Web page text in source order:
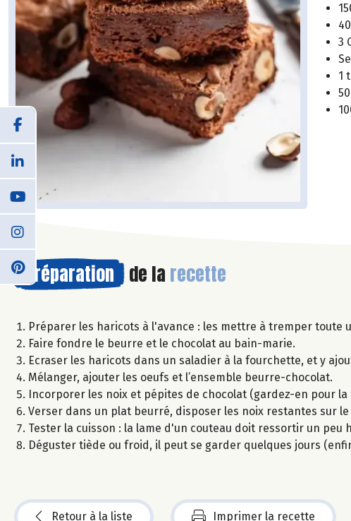
3
1
Préparation de la recette
Préparer les haricots à l'avance : les mettre à tremper toute
Faire fondre le beurre et le chocolat au bain-marie.
Ecraser les haricots dans un saladier à la fourchette, et y
Mélanger, ajouter les oeufs et l’ensemble beurre-chocolat.
Incorporer les noix et pépites de chocolat (gardez-en pour
Verser dans un plat beurré, disposer les noix restantes sur
Tester la cuisson : la lame d'un couteau doit ressortir un peu
Déguster tiède ou froid, il peut se garder quelques jours
Retour à la liste Imprimer la recette